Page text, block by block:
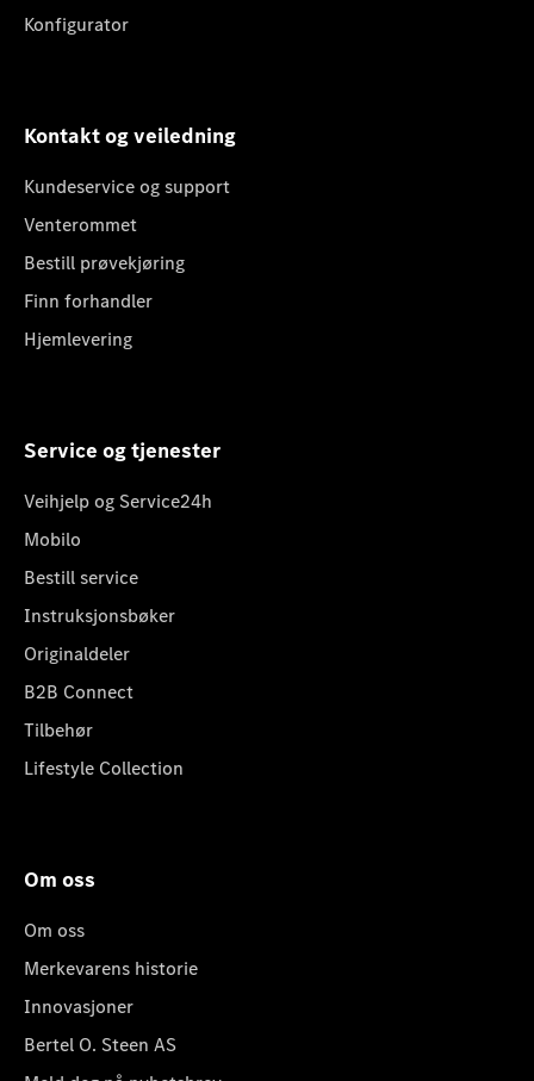
Konfigurator
Kontakt og veiledning
Kundeservice og support
Venterommet
Bestill prøvekjøring
Finn forhandler
Hjemlevering
Service og tjenester
Veihjelp og Service24h
Mobilo
Bestill service
Instruksjonsbøker
Originaldeler
B2B Connect
Tilbehør
Lifestyle Collection
Om oss
Om oss
Merkevarens historie
Innovasjoner
Bertel O. Steen AS